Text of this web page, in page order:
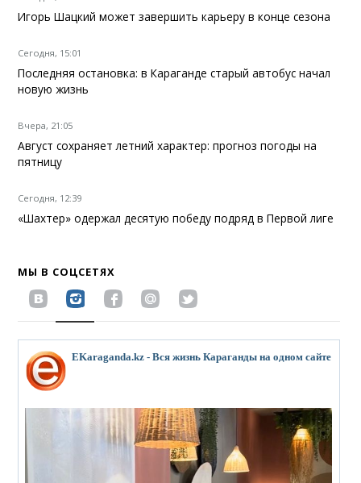
Игорь Шацкий может завершить карьеру в конце сезона
Сегодня, 15:01
Последняя остановка: в Караганде старый автобус начал
новую жизнь
Вчера, 21:05
Август сохраняет летний характер: прогноз погоды на
пятницу
Сегодня, 12:39
«Шахтер» одержал десятую победу подряд в Первой лиге
МЫ В СОЦСЕТЯХ
EKaraganda.kz - Вся жизнь Караганды на одном сайте